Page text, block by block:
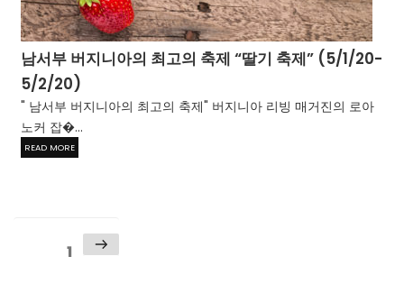
남서부 버지니아의 최고의 축제 “딸기 축제” (5/1/20-
5/2/20)
" 남서부 버지니아의 최고의 축제" 버지니아 리빙 매거진의 로아
노커 잡�...
READ MORE
pagination
Page1 Next
page